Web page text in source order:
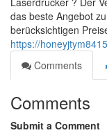
das beste Angebot
berücksichtigen
https://
Comments
Comments
Submit a Comment